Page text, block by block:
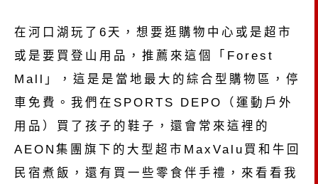
在河口湖玩了6天，想要逛購物中心或是超市
或是要買登山用品，推薦來這個「Forest
Mall」，這是是當地最大的綜合型購物區，停
車免費。我們在SPORTS DEPO（運動戶外
用品）買了孩子的鞋子，還會常來這裡的
AEON集團旗下的大型超市MaxValu買和牛回
民宿煮飯，還有買一些零食伴手禮，來看看我